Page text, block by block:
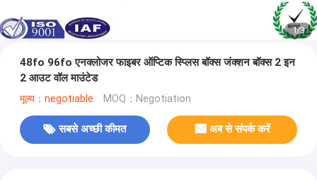
1/3
48fo 96fo एनक्लोजर फाइबर ऑप्टिक स्प्लिस बॉक्स जंक्शन बॉक्स 2 इन
2 आउट वॉल माउंटेड
मूल्य：negotiable MOQ：Negotiation
सबसे अच्छी कीमत अब से संपर्क करें